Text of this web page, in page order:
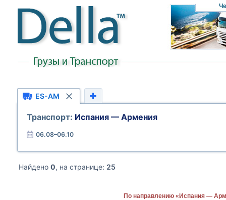
ES-AM
Транспорт: Испания — Армения
06.08–06.10
Найдено 0, на странице: 25
По направлению «Испания —